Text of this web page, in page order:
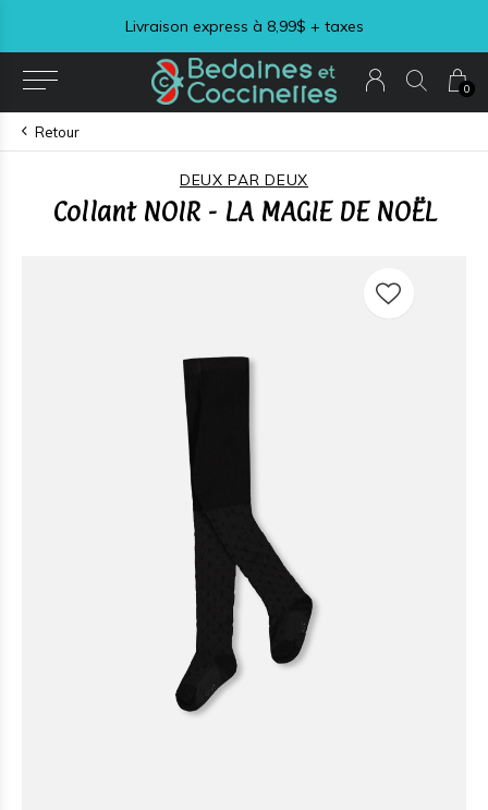
0
Livraison express à 8,99$ + taxes
Retour
DEUX PAR DEUX
Collant NOIR - LA MAGIE DE NOËL